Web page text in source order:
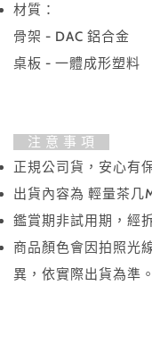
材質：
骨架 - DAC 鋁合金
桌板 - 一體成形塑料
注 意 事 項
正規公司貨，安心有
出貨內容為 輕量茶几
鑑賞期非試用期，經
商品顏色會因拍照光
異，依實際出貨為準。